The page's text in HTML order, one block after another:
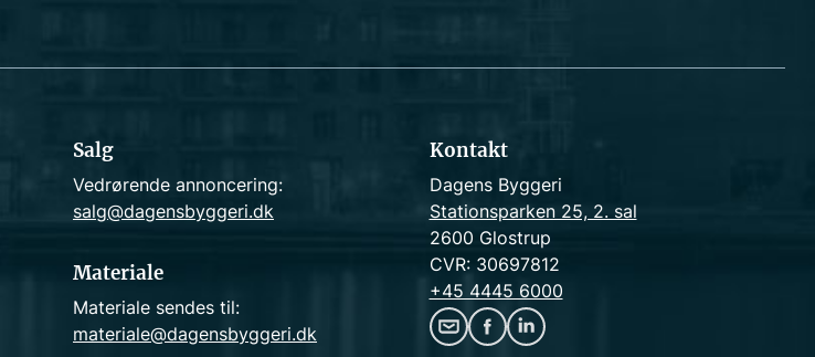
c
Salg
Vedrørende annoncering:
salg@dagensbyggeri.dk
Materiale
Materiale sendes til:
materiale@dagensbyggeri.dk
Kontakt
Dagens Byggeri
Stationsparken 25, 2. sal
2600 Glostrup
CVR: 30697812
+45 4445 6000